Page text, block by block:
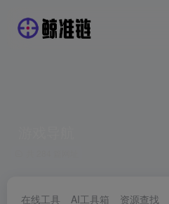
在线工具 AI工具箱 资源查找